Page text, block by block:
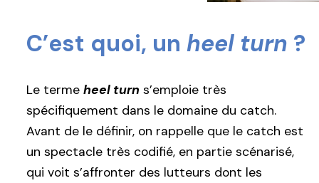
C’est quoi, un heel turn ?
Le terme heel turn s’emploie très
spécifiquement dans le domaine du catch.
Avant de le définir, on rappelle que le catch est
un spectacle très codifié, en partie scénarisé,
qui voit s’affronter des lutteurs dont les